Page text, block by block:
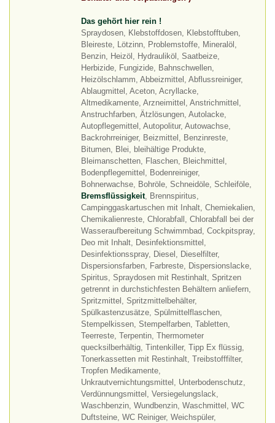
Das gehört hier rein !
Spraydosen, Klebstoffdosen, Klebstofftuben,
Bleireste, Lötzinn, Problemstoffe, Mineralöl,
Benzin, Heizöl, Hydrauliköl, Saatbeize,
Herbizide, Fungizide, Bahnschwellen,
Heizölschlamm, Abbeizmittel, Abflussreiniger,
Ablaugmittel, Aceton, Acryllacke,
Altmedikamente, Arzneimittel, Anstrichmittel,
Anstruchfarben, Ätzlösungen, Autolacke,
Autopflegemittel, Autopolitur, Autowachse,
Backrohrreiniger, Beizmittel, Benzinreste,
Bitumen, Blei, bleihältige Produkte,
Bleimanschetten, Flaschen, Bleichmittel,
Bodenpflegemittel, Bodenreiniger,
Bohnerwachse, Bohröle, Schneidöle, Schleiföle,
Bremsflüssigkeit, Brennspiritus,
Campinggaskartuschen mit Inhalt, Chemiekalien,
Chemikalienreste, Chlorabfall, Chlorabfall bei der
Wasseraufbereitung Schwimmbad, Cockpitspray,
Deo mit Inhalt, Desinfektionsmittel,
Desinfektionsspray, Diesel, Dieselfilter,
Dispersionsfarben, Farbreste, Dispersionslacke,
Spiritus, Spraydosen mit Restinhalt, Spritzen
getrennt in durchstichfesten Behältern anliefern,
Spritzmittel, Spritzmittelbehälter,
Spülkastenzusätze, Spülmittelflaschen,
Stempelkissen, Stempelfarben, Tabletten,
Teerreste, Terpentin, Thermometer
quecksilberhältig, Tintenkiller, Tipp Ex flüssig,
Tonerkassetten mit Restinhalt, Treibstofffilter,
Tropfen Medikamente,
Unkrautvernichtungsmittel, Unterbodenschutz,
Verdünnungsmittel, Versiegelungslack,
Waschbenzin, Wundbenzin, Waschmittel, WC
Duftsteine, WC Reiniger, Weichspüler,